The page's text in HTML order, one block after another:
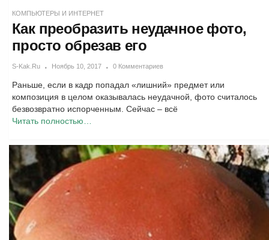
КОМПЬЮТЕРЫ И ИНТЕРНЕТ
Как преобразить неудачное фото,
просто обрезав его
S-Kak.ru Ноябрь 10, 2017 0 Комментариев
Раньше, если в кадр попадал «лишний» предмет или
композиция в целом оказывалась неудачной, фото считалось
безвозвратно испорченным. Сейчас – всё
Читать полностью…